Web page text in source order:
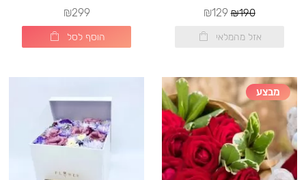
₪190
₪129
אזל מהמלאי
₪299
הוסף לסל
מבצע